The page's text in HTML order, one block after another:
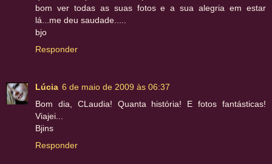
bom ver todas as suas fotos e a sua alegria em estar
lá...me deu saudade.....
bjo
Responder
Lúcia 6 de maio de 2009 às 06:37
Bom dia, CLaudia! Quanta história! E fotos fantásticas!
Viajei...
Bjins
Responder